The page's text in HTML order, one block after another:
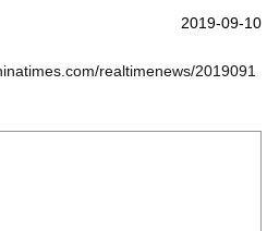
2019-09-10
realtimenews/2019091